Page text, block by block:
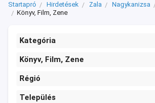
Startapró Hirdetések Zala Nagykanizsa
Könyv, Film, Zene
Kategória
Könyv, Film, Zene
Régió
Település